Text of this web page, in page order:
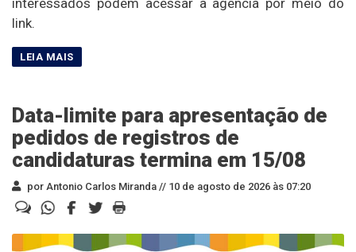
interessados podem acessar a agência por meio do
link.
Data-limite para apresentação de
pedidos de registros de
candidaturas termina em 15/08
por Antonio Carlos Miranda // 10 de agosto de 2026 às 07:20